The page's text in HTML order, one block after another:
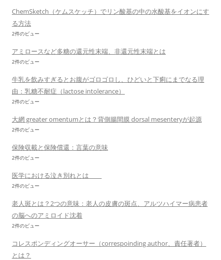
ChemSketch（ケムスケッチ）でリン酸基の中の水酸基をイオンにす
る方法
2件のビュー
アミロースなど多糖の還元性末端、非還元性末端とは
2件のビュー
牛乳を飲みすぎるとお腹がゴロゴロし、ひどいと下痢にまでなる理
由：乳糖不耐症（lactose intolerance）
2件のビュー
大網 greater omentumとは？背側腸間膜 dorsal mesenteryが起源
2件のビュー
保険収載と保険償還：言葉の意味
2件のビュー
医学における泣き別れとは
2件のビュー
老人斑とは？2つの意味：老人の皮膚の斑点、アルツハイマー病患者
の脳へのアミロイド沈着
2件のビュー
コレスポンディングオーサー（correspoinding author、責任著者）
とは？